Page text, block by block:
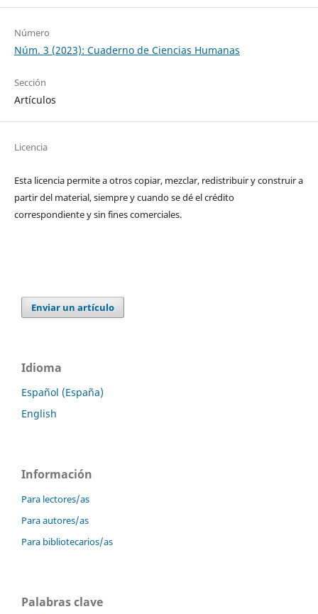
Número
Núm. 3 (2023): Cuaderno de Ciencias Humanas
Sección
Artículos
Licencia
Esta licencia permite a otros copiar, mezclar, redistribuir y construir a
partir del material, siempre y cuando se dé el crédito
correspondiente y sin fines comerciales.
Enviar un artículo
Idioma
Español (España)
English
Información
Para lectores/as
Para autores/as
Para bibliotecarios/as
Palabras clave